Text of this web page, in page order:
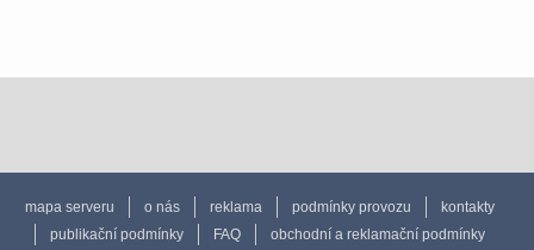
mapa serveru o nás reklama podmínky provozu
kontakty
publikační podmínky
FAQ obchodní a reklamační podmínky